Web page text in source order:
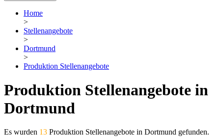
Home
>
Stellenangebote
>
Dortmund
>
Produktion Stellenangebote
Produktion Stellenangebote in
Dortmund
Es wurden 13 Produktion Stellenangebote in Dortmund gefunden.